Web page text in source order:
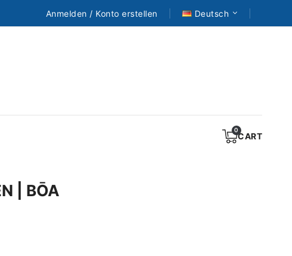
Anmelden / Konto erstellen Deutsch
CART
| BŌA